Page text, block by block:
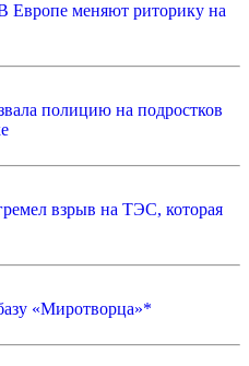
Европе меняют риторику на
полицию на подростков
взрыв на ТЭС, которая
«Миротворца»*